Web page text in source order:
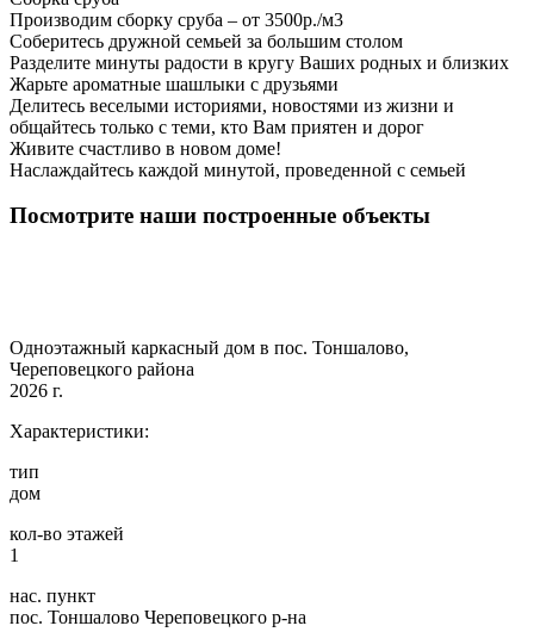
Производим сборку сруба – от 3500р./м3
Соберитесь дружной семьей за большим столом
Разделите минуты радости в кругу Ваших родных и близких
Жарьте ароматные шашлыки с друзьями
Делитесь веселыми историями, новостями из жизни и
общайтесь только с теми, кто Вам приятен и дорог
Живите счастливо в новом доме!
Наслаждайтесь каждой минутой, проведенной с семьей
Посмотрите наши построенные объекты
Одноэтажный каркасный дом в пос. Тоншалово,
Череповецкого района
2026 г.
Характеристики:
тип
дом
кол-во этажей
1
нас. пункт
пос. Тоншалово Череповецкого р-на